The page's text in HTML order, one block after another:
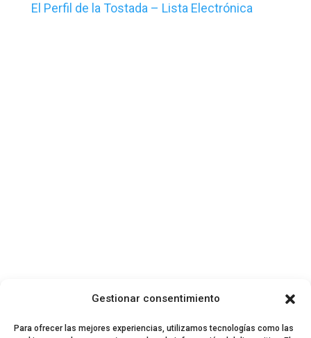
Gestionar consentimiento
Para ofrecer las mejores experiencias, utilizamos tecnologías como las
El Perfil de la Tostada – Lista Electrónica